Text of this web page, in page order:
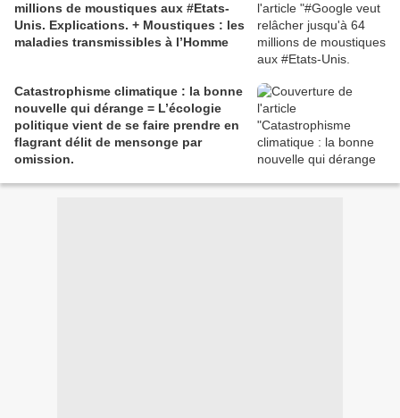
millions de moustiques aux #Etats-
Unis. Explications. + Moustiques : les
maladies transmissibles à l’Homme
Catastrophisme climatique : la bonne
nouvelle qui dérange = L’écologie
politique vient de se faire prendre en
flagrant délit de mensonge par
omission.